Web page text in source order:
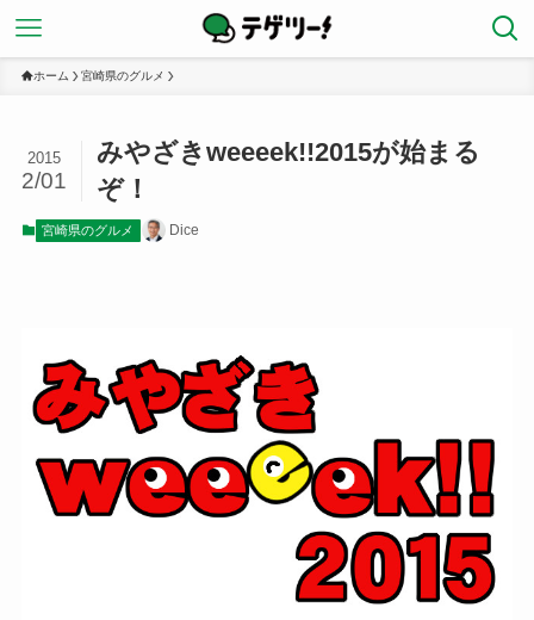
ホーム 宮崎県のグルメ
みやざきweeeek!!2015が始まる
ぞ！
2015
2/01
宮崎県のグルメ Dice